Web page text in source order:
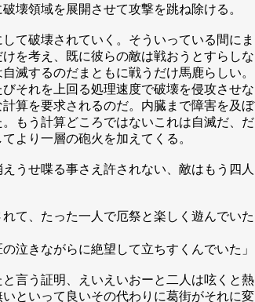
壊領域を展開させて攻撃を跳ね除ける。
て破壊されていく。そういっている間にま
を考え、既に彼らの敵は戦おうとすらしな
滅するのだまともに戦うだけ馬鹿らしい。
それを上回る処理速度で破壊を侵攻させな
算を要求されるのだ。内臓まで障害を及ぼ
もう計算どころではないこれは自滅だ、だ
より一層の砲火を加えてくる。
うせ喋る事さえ許されない、敵はもう四人
て、たった一人で厄祭と楽しく遊んでいた
泣きながらに絶望して立ちすくんでいた」
言う証明、えいえいおーと二人は呟くと熱
といって良いその代わりに葛街がそれに変